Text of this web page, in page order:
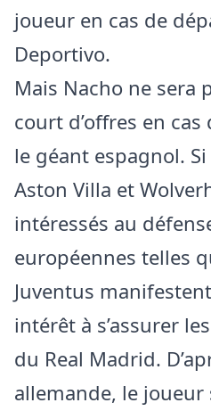
joueur en cas de
Deportivo.
Mais Nacho ne sera
court d’offres en cas
le géant espagnol.
Aston Villa et
intéressés au
européennes telles
Juventus
intérêt à s’assurer
du Real Madrid.
allemande, le joueur